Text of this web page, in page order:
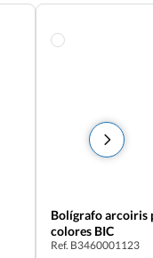
Bolígrafo arcoiris
colores BIC
Ref. B3460001123